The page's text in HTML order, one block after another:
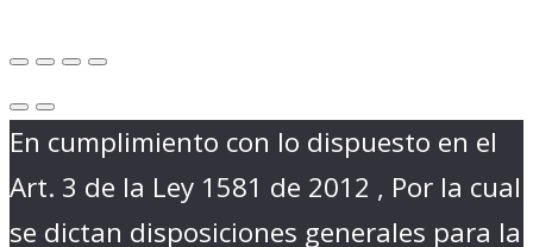
En cumplimiento con lo dispuesto en el
Art. 3 de la Ley 1581 de 2012 , Por la cual
se dictan disposiciones generales para la